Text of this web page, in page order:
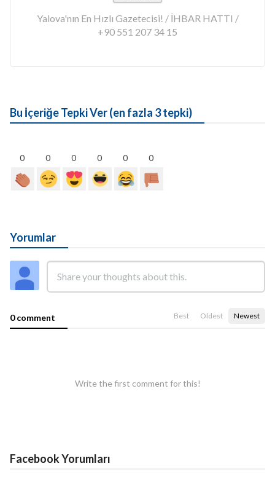
Yalova'nın En Hızlı Gazetecisi! / İHBAR HATTI /
+90 551 207 34 15
Bu İçeriğe Tepki Ver (en fazla 3 tepki)
0 0 0 0 0 0
Yorumlar
0 comment Best Oldest Newest
Write the first comment for this!
Facebook Yorumları